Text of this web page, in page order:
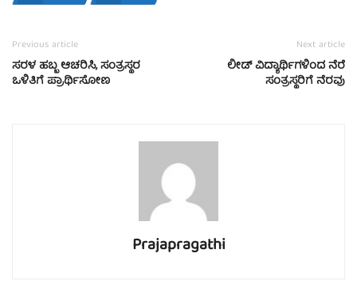
Previous article
ಸರಳ ಹಬ್ಬ ಆಚರಿಸಿ, ಸಂತ್ರಸ್ಥರ
ಒಳಿತಿಗೆ ಪ್ರಾರ್ಥಿಸೋಣ
Next article
ಲೀಡ್ ವಿದ್ಯಾರ್ಥಿಗಳಿಂದ ನೆರೆ
ಸಂತ್ರಸ್ಥರಿಗೆ ನೆರವು
Prajapragathi